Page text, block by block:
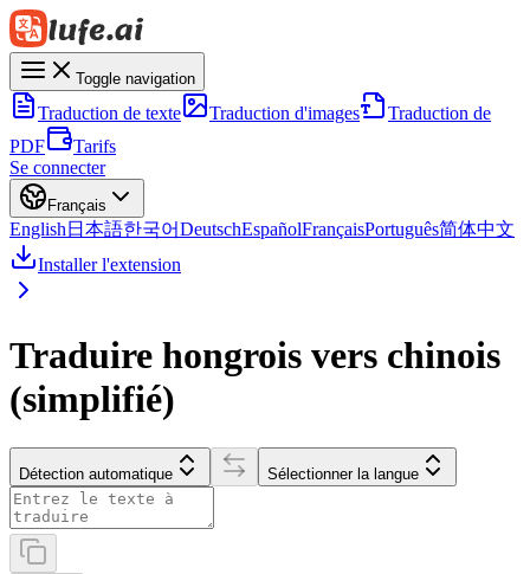
Toggle navigation
Traduction de texte Traduction d'images
Traduction de
PDF
Tarifs
Se connecter
Français
English 日本語한국어DeutschEspañolFrançaisPortuguês简体中文
Installer l'extension
Traduire hongrois vers chinois
(simplifié)
Détection automatique Sélectionner la langue